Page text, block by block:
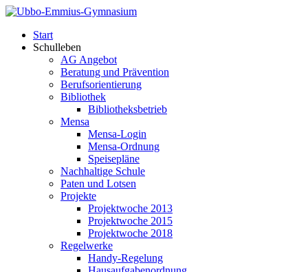
Start
Schulleben
AG Angebot
Beratung und Prävention
Berufsorientierung
Bibliothek
Bibliotheksbetrieb
Mensa
Mensa-Login
Mensa-Ordnung
Speisepläne
Nachhaltige Schule
Paten und Lotsen
Projekte
Projektwoche 2013
Projektwoche 2015
Projektwoche 2018
Regelwerke
Handy-Regelung